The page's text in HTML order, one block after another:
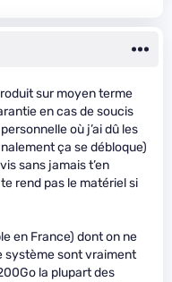
sur moyen terme
en cas de soucis
où j’ai dû les
ça se débloque)
sans jamais t’en
rend pas le matériel si
en France) dont on ne
système sont vraiment
la plupart des